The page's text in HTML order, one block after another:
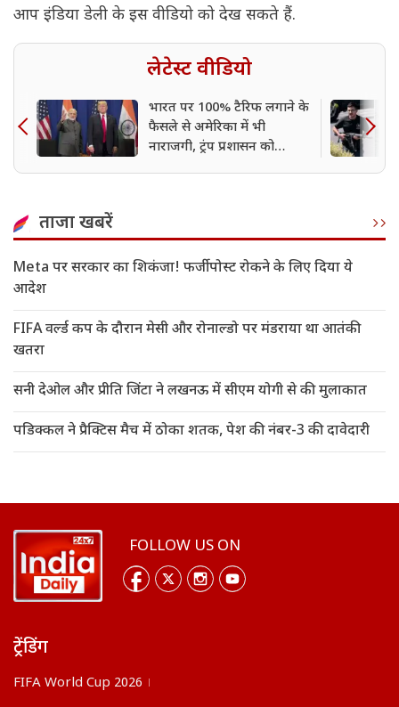
आप इंडिया डेली के इस वीडियो को देख सकते हैं.
लेटेस्ट वीडियो
भारत पर 100% टैरिफ लगाने के
फैसले से अमेरिका में भी
नाराजगी, ट्रंप प्रशासन को
ताजा खबरें
Meta पर सरकार का शिकंजा! फर्जी पोस्ट रोकने के लिए दिया ये
आदेश
FIFA वर्ल्ड कप के दौरान मेसी और रोनाल्डो पर मंडराया था आतंकी
खतरा
सनी देओल और प्रीति जिंटा ने लखनऊ में सीएम योगी से की मुलाकात
पडिक्कल ने प्रैक्टिस मैच में ठोका शतक, पेश की नंबर-3 की दावेदारी
FOLLOW US ON
ट्रेंडिंग
FIFA World Cup 2026